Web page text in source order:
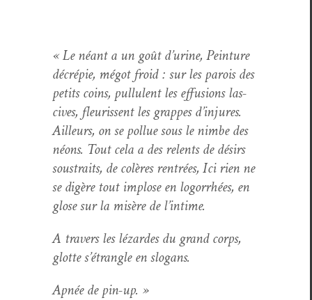
« Le néant a un goût d’urine, Pein­ture
décrépie, mégot froid : sur les parois des
petits coins, pul­lu­lent les effu­sions las­
cives, fleuris­sent les grappes d’in­jures.
Ailleurs, on se pol­lue sous le nimbe des
néons. Tout cela a des relents de désirs
sous­traits, de colères ren­trées, Ici rien ne
se digère tout implose en log­or­rhées, en
glose sur la mis­ère de l’intime.
A tra­vers les lézardes du grand corps,
glotte s’é­tran­gle en slogans.
Apnée de pin-up. »